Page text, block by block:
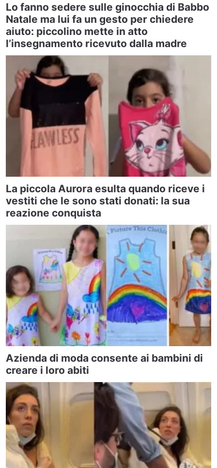
Lo fanno sedere sulle ginocchia di Babbo
Natale ma lui fa un gesto per chiedere
aiuto: piccolino mette in atto
l’insegnamento ricevuto dalla madre
La piccola Aurora esulta quando riceve i
vestiti che le sono stati donati: la sua
reazione conquista
Azienda di moda consente ai bambini di
creare i loro abiti